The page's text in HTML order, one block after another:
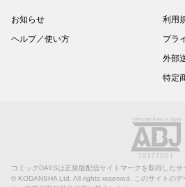
お知らせ
ヘルプ／使い方
利用
プラ
外部
特定
コミックDAYSは正規版配信サイトマークを取得したサ
© KODANSHA Ltd. All rights reserved. このサイトのデ